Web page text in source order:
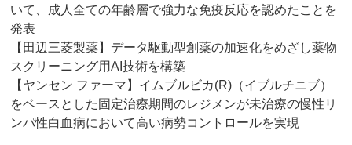
いて、成人全ての年齢層で強力な免疫反応を認めたことを
発表
【田辺三菱製薬】データ駆動型創薬の加速化をめざし薬物
スクリーニング用AI技術を構築
【ヤンセン ファーマ】イムブルビカ(R)（イブルチニブ）
をベースとした固定治療期間のレジメンが未治療の慢性リ
ンパ性白血病において高い病勢コントロールを実現